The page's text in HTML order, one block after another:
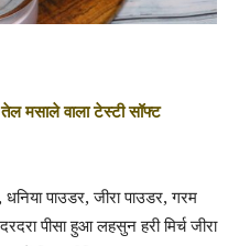
मसाले वाला टेस्टी सॉफ्ट
पाउडर, जीरा पाउडर, गरम
पीसा हुआ लहसुन हरी मिर्च जीरा